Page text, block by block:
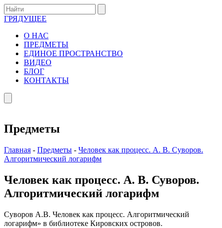
ГРЯДУЩЕЕ
О НАС
ПРЕДМЕТЫ
ЕДИНОЕ ПРОСТРАНСТВО
ВИДЕО
БЛОГ
КОНТАКТЫ
Предметы
Главная - Предметы - Человек как процесс. А. В. Суворов.
Алгоритмический логарифм
Человек как процесс. А. В. Суворов.
Алгоритмический логарифм
Суворов А.В. Человек как процесс. Алгоритмический
логарифм» в библиотеке Кировских островов.